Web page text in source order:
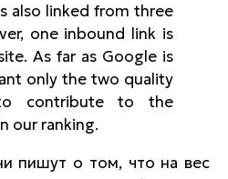
also linked from three
one inbound link is
As far as Google is
only the two quality
contribute to the
our ranking.
пишут о том, что на вес